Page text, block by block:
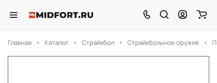
Главная Каталог Страйкбол Страйкбольное оружие